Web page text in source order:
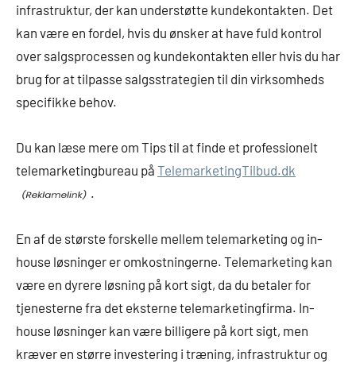
infrastruktur, der kan understøtte kundekontakten. Det
kan være en fordel, hvis du ønsker at have fuld kontrol
over salgsprocessen og kundekontakten eller hvis du har
brug for at tilpasse salgsstrategien til din virksomheds
specifikke behov.
Du kan læse mere om Tips til at finde et professionelt
telemarketingbureau på TelemarketingTilbud.dk
.
En af de største forskelle mellem telemarketing og in-
house løsninger er omkostningerne. Telemarketing kan
være en dyrere løsning på kort sigt, da du betaler for
tjenesterne fra det eksterne telemarketingfirma. In-
house løsninger kan være billigere på kort sigt, men
kræver en større investering i træning, infrastruktur og